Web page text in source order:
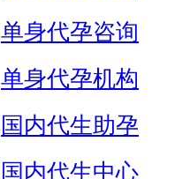
单身代孕咨询
单身代孕机构
国内代生助孕
国内代生中心